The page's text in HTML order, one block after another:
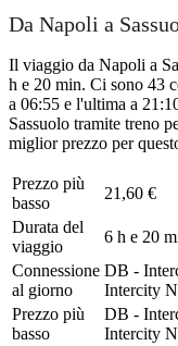
Da Napoli a
Il viaggio da Napoli a
h e 20 min. Ci sono 43
a 06:55 e l'ultima a
Sassuolo tramite treno
miglior prezzo per
Prezzo più
basso
21,60 €
Durata del
viaggio
6 h e 20
Connessione
al giorno
DB -
Intercity
Prezzo più
basso
DB -
Intercity